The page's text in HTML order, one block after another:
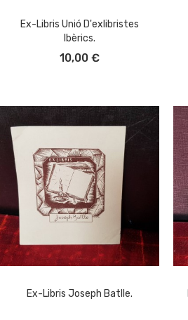
Ex-Libris Unió D'exlibristes
Ibèrics.
10,00 €
Ex-Libris Joseph Batlle.